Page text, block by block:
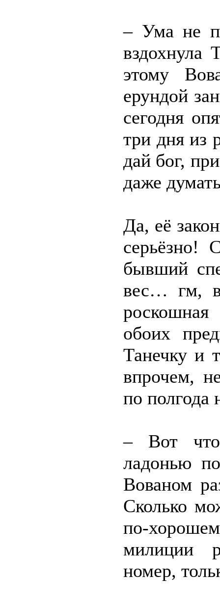
– Ума не
вздохнула
этому
ерундой
сегодня
три дня из
дай бог,
даже
Да, её
серьёзно!
бывший
вес… гм,
обоих
Танечку и
впрочем,
по полгода
– Вот
ладонью
Вованом
Сколько
по-
милиции
номер,